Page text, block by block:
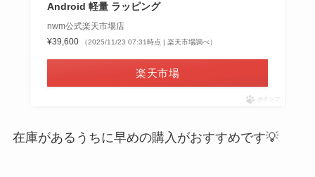
Android 軽量 ラッピング
nwm公式楽天市場店
¥39,600
（2025/11/23 07:31時点 | 楽天市場調べ）
楽天市場
ポチップ
在庫があるうちに早めの購入がおすすめです💡